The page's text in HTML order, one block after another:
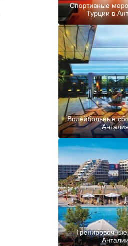
Спортивные
Турции в
Волейбольные